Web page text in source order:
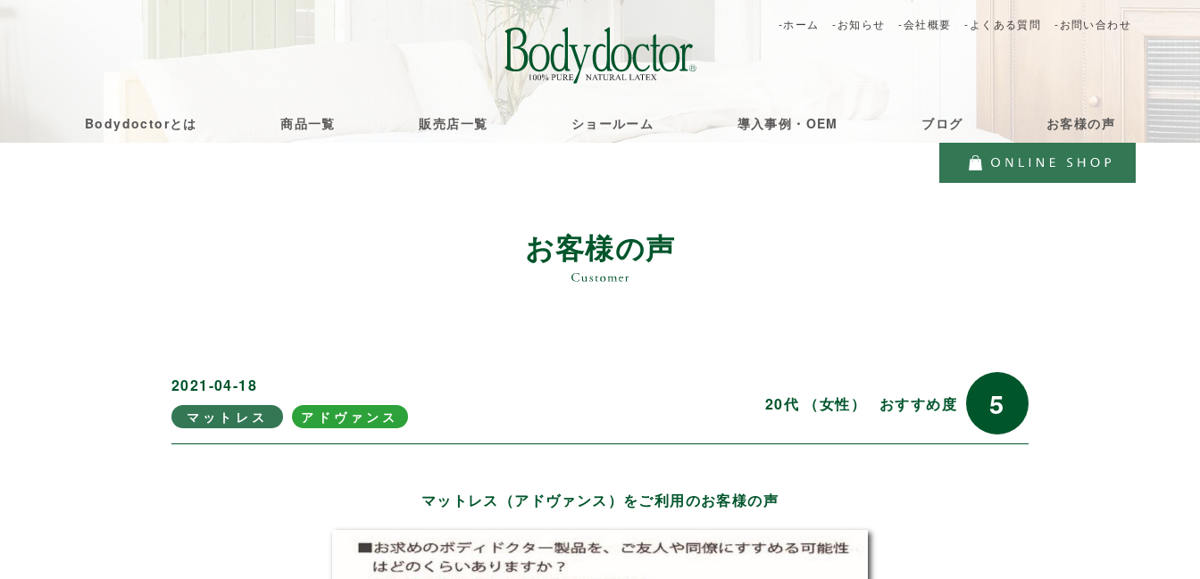
Bodydoctorとは 商品一覧 販売店一覧 ショールーム 導入事例・OEM ブログ お客様の声
-ホーム -お知らせ -会社概要 -よくある質問 -お問い合わせ
お客様の声
2021-04-18
マットレス アドヴァンス
20代 （女性） おすすめ度 5
マットレス（アドヴァンス）をご利用のお客様の声